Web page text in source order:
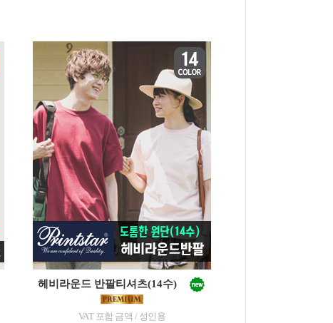
헤비라운드 반팔티셔츠(14수)
VAT 포함 금액 / 성인용